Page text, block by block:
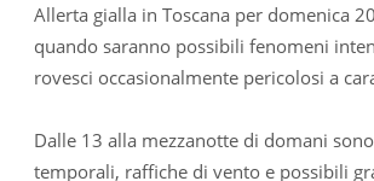
Allerta gialla in Toscana per domenica
quando saranno possibili fenomeni
rovesci occasionalmente pericolosi a
Dalle 13 alla mezzanotte di domani
temporali, raffiche di vento e possibili